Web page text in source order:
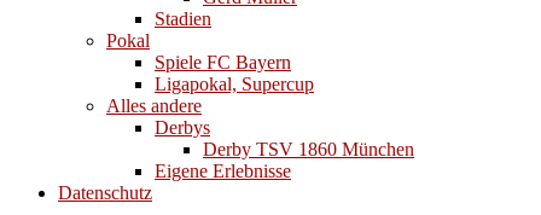
Stadien
Pokal
Spiele FC Bayern
Ligapokal, Supercup
Alles andere
Derbys
Derby TSV 1860 München
Eigene Erlebnisse
Datenschutz